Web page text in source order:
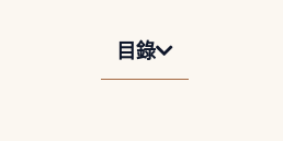
目錄